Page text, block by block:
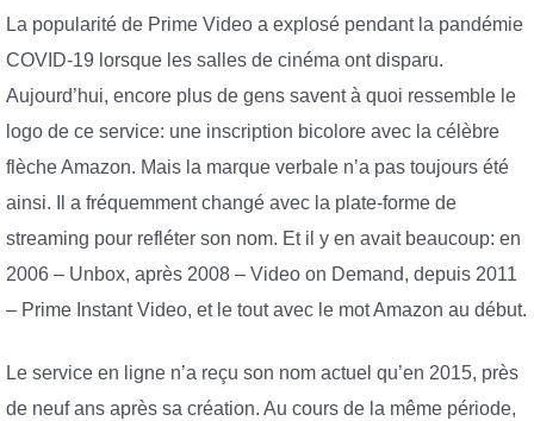
La popularité de Prime Video a explosé pendant la pandémie
COVID-19 lorsque les salles de cinéma ont disparu.
Aujourd’hui, encore plus de gens savent à quoi ressemble le
logo de ce service: une inscription bicolore avec la célèbre
flèche Amazon. Mais la marque verbale n’a pas toujours été
ainsi. Il a fréquemment changé avec la plate-forme de
streaming pour refléter son nom. Et il y en avait beaucoup: en
2006 – Unbox, après 2008 – Video on Demand, depuis 2011
– Prime Instant Video, et le tout avec le mot Amazon au début.
Le service en ligne n’a reçu son nom actuel qu’en 2015, près
de neuf ans après sa création. Au cours de la même période,